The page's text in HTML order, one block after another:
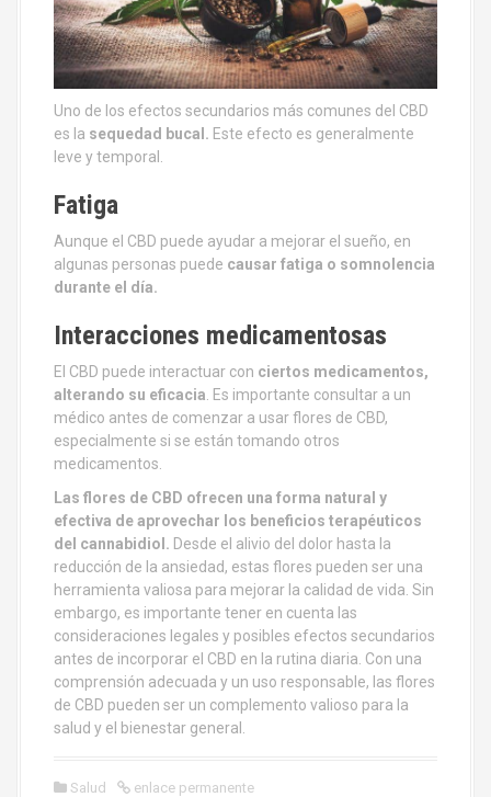
Uno de los efectos secundarios más comunes del CBD
es la sequedad bucal. Este efecto es generalmente
leve y temporal.
Fatiga
Aunque el CBD puede ayudar a mejorar el sueño, en
algunas personas puede causar fatiga o somnolencia
durante el día.
Interacciones medicamentosas
El CBD puede interactuar con ciertos medicamentos,
alterando su eficacia . Es importante consultar a un
médico antes de comenzar a usar flores de CBD,
especialmente si se están tomando otros
medicamentos.
Las flores de CBD ofrecen una forma natural y
efectiva de aprovechar los beneficios terapéuticos
del cannabidiol. Desde el alivio del dolor hasta la
reducción de la ansiedad, estas flores pueden ser una
herramienta valiosa para mejorar la calidad de vida. Sin
embargo, es importante tener en cuenta las
consideraciones legales y posibles efectos secundarios
antes de incorporar el CBD en la rutina diaria. Con una
comprensión adecuada y un uso responsable, las flores
de CBD pueden ser un complemento valioso para la
salud y el bienestar general.
Salud enlace permanente